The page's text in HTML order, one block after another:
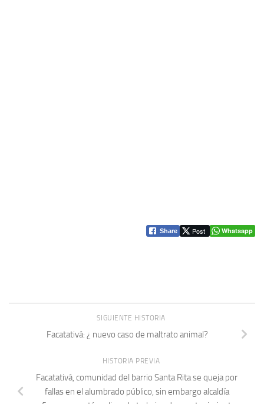
Share Post Whatsapp
SIGUIENTE HISTORIA
Facatativá: ¿ nuevo caso de maltrato animal?
HISTORIA PREVIA
Facatativá, comunidad del barrio Santa Rita se queja por
fallas en el alumbrado público, sin embargo alcaldía